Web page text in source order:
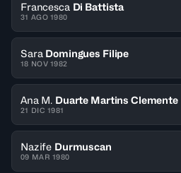
Francesca Di Battista
31 AGO 1980
Sara Domingues Filipe
18 NOV 1982
Ana M. Duarte Martins Clemente
21 DIC 1981
Nazife Durmuscan
09 MAR 1980